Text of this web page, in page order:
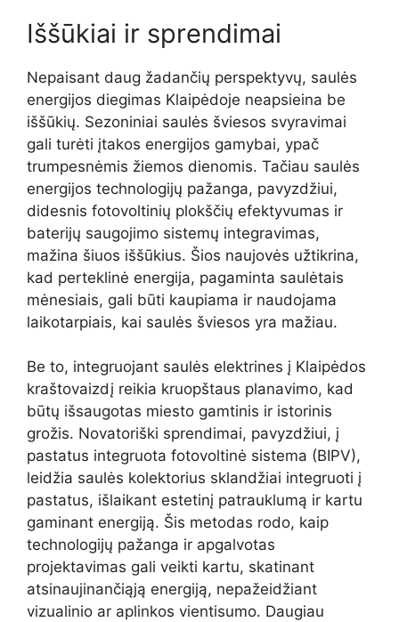
Iššūkiai ir sprendimai
Nepaisant daug žadančių perspektyvų, saulės
energijos diegimas Klaipėdoje neapsieina be
iššūkių. Sezoniniai saulės šviesos svyravimai
gali turėti įtakos energijos gamybai, ypač
trumpesnėmis žiemos dienomis. Tačiau saulės
energijos technologijų pažanga, pavyzdžiui,
didesnis fotovoltinių plokščių efektyvumas ir
baterijų saugojimo sistemų integravimas,
mažina šiuos iššūkius. Šios naujovės užtikrina,
kad perteklinė energija, pagaminta saulėtais
mėnesiais, gali būti kaupiama ir naudojama
laikotarpiais, kai saulės šviesos yra mažiau.
Be to, integruojant saulės elektrines į Klaipėdos
kraštovaizdį reikia kruopštaus planavimo, kad
būtų išsaugotas miesto gamtinis ir istorinis
grožis. Novatoriški sprendimai, pavyzdžiui, į
pastatus integruota fotovoltinė sistema (BIPV),
leidžia saulės kolektorius sklandžiai integruoti į
pastatus, išlaikant estetinį patrauklumą ir kartu
gaminant energiją. Šis metodas rodo, kaip
technologijų pažanga ir apgalvotas
projektavimas gali veikti kartu, skatinant
atsinaujinančiąją energiją, nepažeidžiant
vizualinio ar aplinkos vientisumo. Daugiau